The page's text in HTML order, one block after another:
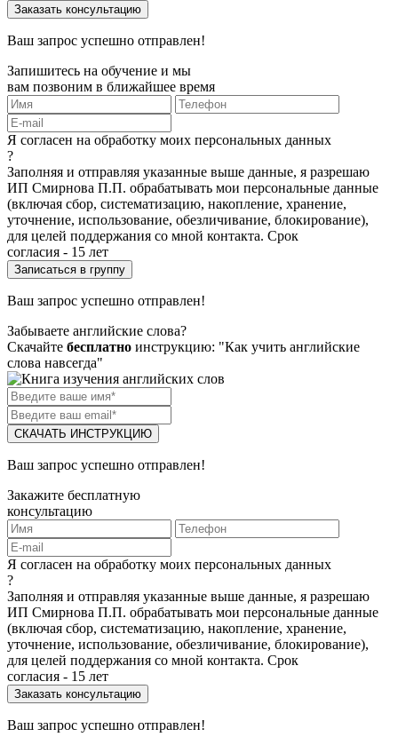
Ваш запрос успешно отправлен!
Запишитесь на обучение и мы
вам позвоним в ближайшее время
Я согласен на обработку моих персональных данных
?
Заполняя и отправляя указанные выше данные, я разрешаю
ИП Смирнова П.П. обрабатывать мои персональные данные
(включая сбор, систематизацию, накопление, хранение,
уточнение, использование, обезличивание, блокирование),
для целей поддержания со мной контакта. Срок
согласия - 15 лет
Ваш запрос успешно отправлен!
Забываете английские слова?
Скачайте бесплатно инструкцию: "Как учить английские
слова навсегда"
СКАЧАТЬ ИНСТРУКЦИЮ
Ваш запрос успешно отправлен!
Закажите бесплатную
консультацию
Я согласен на обработку моих персональных данных
?
Заполняя и отправляя указанные выше данные, я разрешаю
ИП Смирнова П.П. обрабатывать мои персональные данные
(включая сбор, систематизацию, накопление, хранение,
уточнение, использование, обезличивание, блокирование),
для целей поддержания со мной контакта. Срок
согласия - 15 лет
Ваш запрос успешно отправлен!